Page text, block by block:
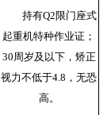
持有Q2限门座式
起重机特种作业证；
30周岁及以下，矫正
视力不低于4.8，无恐
高。